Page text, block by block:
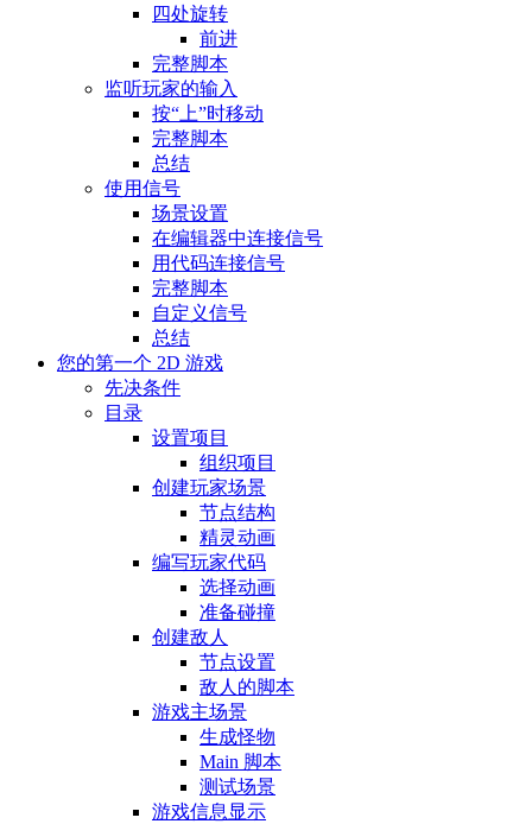
四处旋转
前进
完整脚本
监听玩家的输入
按“上”时移动
完整脚本
总结
使用信号
场景设置
在编辑器中连接信号
用代码连接信号
完整脚本
自定义信号
总结
您的第一个 2D 游戏
先决条件
目录
设置项目
组织项目
创建玩家场景
节点结构
精灵动画
编写玩家代码
选择动画
准备碰撞
创建敌人
节点设置
敌人的脚本
游戏主场景
生成怪物
Main 脚本
测试场景
游戏信息显示